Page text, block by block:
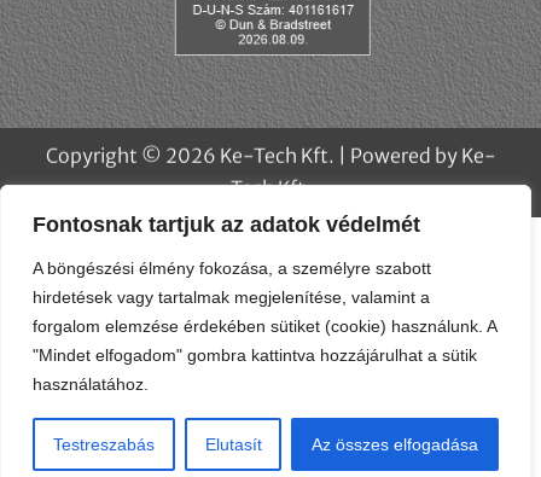
hirdetések vagy tartalmak megjelenítése, valamint a
forgalom elemzése érdekében sütiket (cookie) használunk. A
"Mindet elfogadom" gombra kattintva hozzájárulhat a sütik
használatához.
Testreszabás Elutasít Az összes elfogadása
Copyright © 2026 Ke-Tech Kft. | Powered by Ke-
Tech Kft.